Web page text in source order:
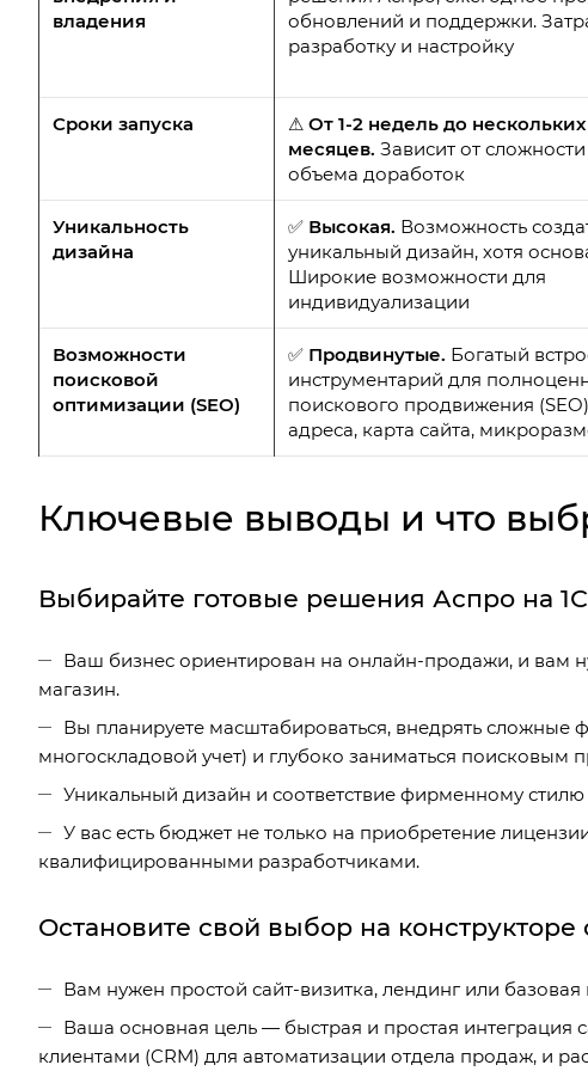
владения
обновлений и поддержки.
разработку и настройку
Сроки запуска ⚠ От 1-2 недель до нескольких
месяцев. Зависит от
объема доработок
Уникальность
дизайна
✅ Высокая. Возможность
уникальный дизайн, хотя
Широкие возможности для
индивидуализации
Возможности
поисковой
оптимизации (SEO)
✅ Продвинутые. Богатый
инструментарий для
поискового продвижения
адреса, карта сайта,
Ключевые выводы и что
Выбирайте готовые решения Аспро на
Ваш бизнес ориентирован на онлайн-продажи, и вам
магазин.
Вы планируете масштабироваться, внедрять сложные
многоскладовой учет) и глубоко заниматься поисковым
Уникальный дизайн и соответствие фирменному
У вас есть бюджет не только на приобретение
квалифицированными разработчиками.
Остановите свой выбор на конструкторе
Вам нужен простой сайт-визитка, лендинг или
Ваша основная цель — быстрая и простая интеграция
клиентами (CRM) для автоматизации отдела продаж, и